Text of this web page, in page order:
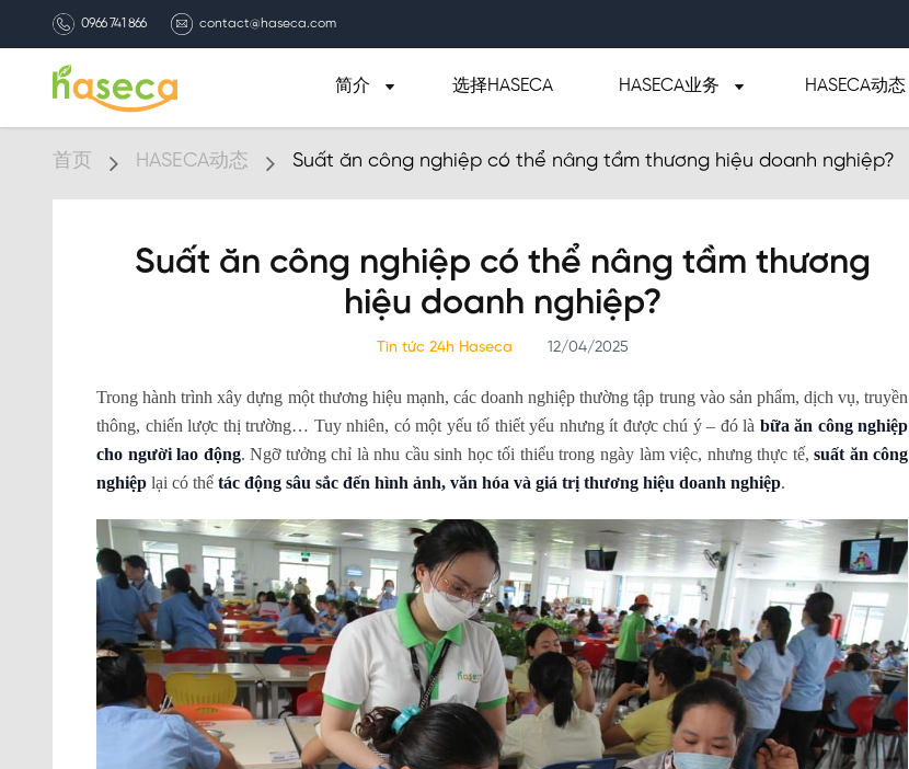
0966 741 866 contact@haseca.com
简介 选择HASECA HASECA业务 HASECA动态
首页 HASECA动态 Suất ăn công nghiệp có thể nâng tầm thương hiệu doanh nghiệp?
Suất ăn công nghiệp có thể nâng tầm thương
hiệu doanh nghiệp?
Tin tức 24h Haseca 12/04/2025
Trong hành trình xây dựng một thương hiệu mạnh, các doanh nghiệp thường tập trung vào sản phẩm, dịch vụ, truyền
thông, chiến lược thị trường… Tuy nhiên, có một yếu tố thiết yếu nhưng ít được chú ý – đó là bữa ăn công nghiệp
cho người lao động. Ngỡ tưởng chỉ là nhu cầu sinh học tối thiểu trong ngày làm việc, nhưng thực tế,suất ăn công
nghiệp lại có thể tác động sâu sắc đến hình ảnh, văn hóa và giá trị thương hiệu doanh nghiệp.